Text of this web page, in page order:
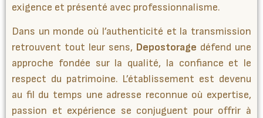
exigence et présenté avec professionnalisme.
Dans un monde où l’authenticité et la transmission
retrouvent tout leur sens, Depostorage défend une
approche fondée sur la qualité, la confiance et le
respect du patrimoine. L’établissement est devenu
au fil du temps une adresse reconnue où expertise,
passion et expérience se conjuguent pour offrir à